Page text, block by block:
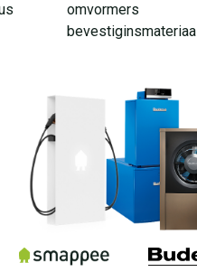
omvormers
bevestiginsmateriaal